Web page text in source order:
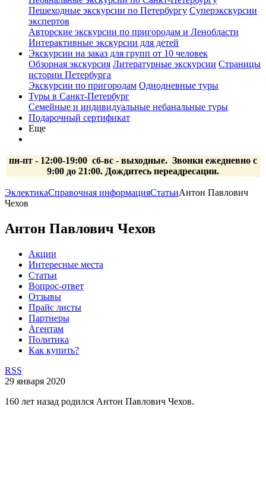
Пешеходные экскурсии по Петербургу Суперэкскурсии
экспертов
Авторские экскурсии по пригородам и Ленобласти
Интерактивные экскурсии для детей
Экскурсии на заказ для групп от 10 человек
Обзорная экскурсия Литературные экскурсии Страницы
истории Петербурга
Экскурсии по пригородам Однодневные туры
Туры в Санкт-Петербург
Семейные и индивидуальные небанальные туры
Подарочный сертификат
Еще
пн-пт - 12:00-19:00 сб-вс - выходные. Звонки ежедневно с
9:00 до 21:00. Дождитесь переадресации.
ЭклектикаСправочная информацияСтатьиАнтон Павлович
Чехов
Антон Павлович Чехов
Акции
Интересные места
Статьи
Вопрос-ответ
Отзывы
Прайс листы
Партнеры
Агентам
Политика
Как купить?
RSS
29 января 2020
160 лет назад родился Антон Павлович Чехов.